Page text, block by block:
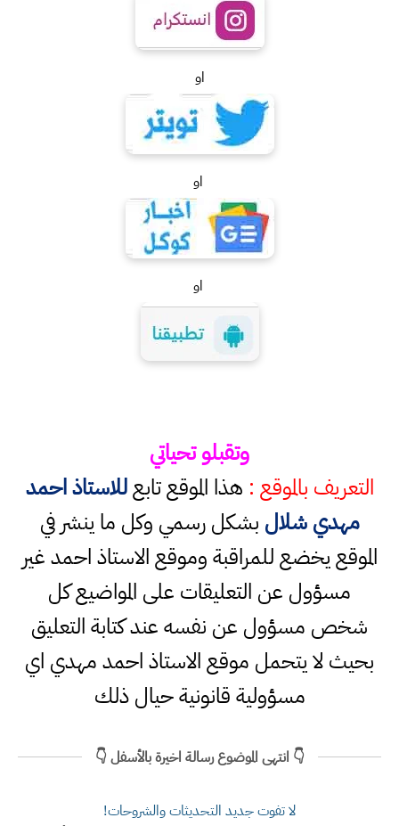
او
او
او
وتقبلو تحياتي
التعريف بالموقع : هذا الموقع تابعللاستاذ احمد
مهدي شلال بشكل رسمي وكل ما ينشر في
الموقع يخضع للمراقبة وموقع الاستاذ احمد غير
مسؤول عن التعليقات على المواضيع كل
شخص مسؤول عن نفسه عند كتابة التعليق
بحيث لا يتحمل موقع الاستاذ احمد مهدي اي
مسؤولية قانونية حيال ذلك
👇 انتهى الموضوع رسالة اخيرة بالأسفل 👇
لا تفوت جديد التحديثات والشروحات!